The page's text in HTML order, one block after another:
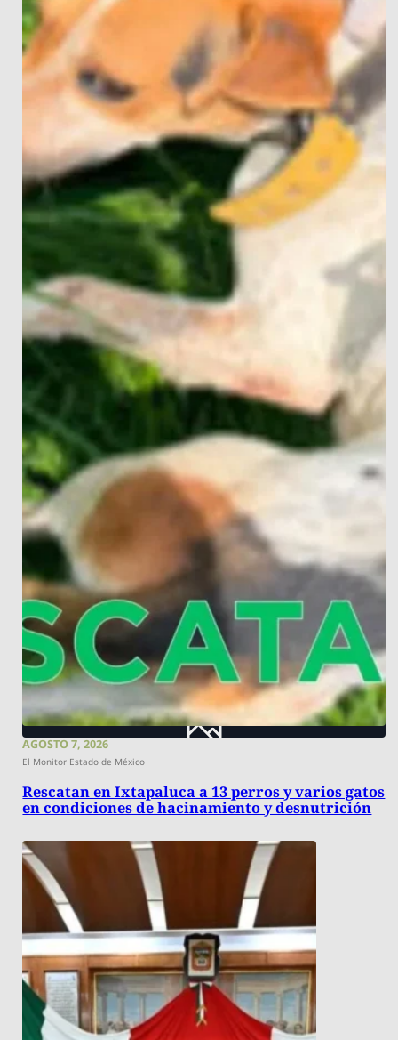
AGOSTO 7, 2026
El Monitor Estado de México
Rescatan en Ixtapaluca a 13 perros y varios gatos
en condiciones de hacinamiento y desnutrición